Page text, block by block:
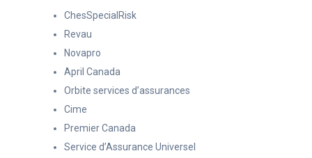
ChesSpecialRisk
Revau
Novapro
April Canada
Orbite services d’assurances
Cime
Premier Canada
Service d’Assurance Universel